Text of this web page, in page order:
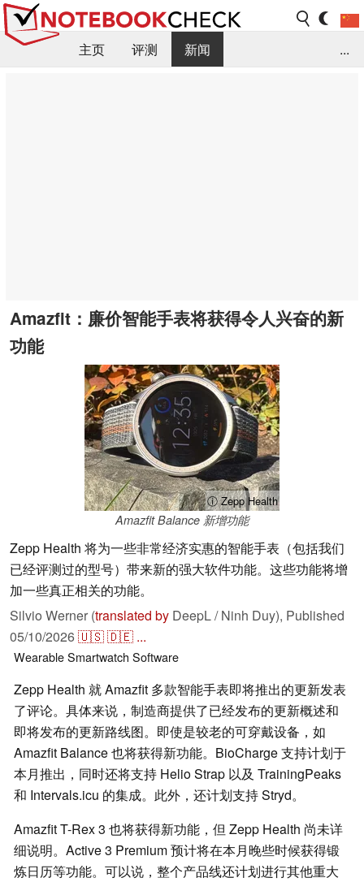
主页 评测
新闻
...
Amazfit：廉价智能手表将获得令人兴奋的新
功能
ⓘ Zepp Health
Amazfit Balance 新增功能
Zepp Health 将为一些非常经济实惠的智能手表（包括我们
已经评测过的型号）带来新的强大软件功能。这些功能将增
加一些真正相关的功能。
Silvio Werner (translated by DeepL / Ninh Duy), Published
05/10/2026🇺🇸🇩🇪 ...
WearableSmartwatch Software
Zepp Health 就 Amazfit 多款智能手表即将推出的更新发表
了评论。具体来说，制造商提供了已经发布的更新概述和
即将发布的更新路线图。即使是较老的可穿戴设备，如
Amazfit Balance 也将获得新功能。BioCharge 支持计划于
本月推出，同时还将支持 Helio Strap 以及 TrainingPeaks
和 Intervals.icu 的集成。此外，还计划支持 Stryd。
Amazfit T-Rex 3 也将获得新功能，但 Zepp Health 尚未详
细说明。Active 3 Premium 预计将在本月晚些时候获得锻
炼日历等功能。可以说，整个产品线还计划进行其他重大